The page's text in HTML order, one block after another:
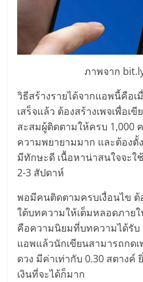
ภาพจาก
วิธีสร้างรายได้จากแอพนี้คือเ
เสร็จแล้ว ต้องสร้างเพจเพื่อ
สะสมผู้ติดตามให้ครบ 1,000
ความพยายามมาก และต้องตั้
มีทักษะดี เนื้อหาน่าสนใจจะใ
2-3 สัปดาห์
พอมีคนติดตามครบเงื่อนไข
ใต้บทความให้เต็มหลอดภายใ
คือความนิยมที่บทความได้รับ
แอพแล้วนักเขียนสามารถกดเ
ดวง มีค่าเท่ากับ 0.30 สตางค์
เงินที่จะได้ก็มาก